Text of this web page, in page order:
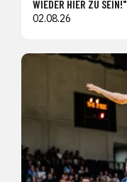
WIEDER HIER ZU SEIN!"
02.08.26